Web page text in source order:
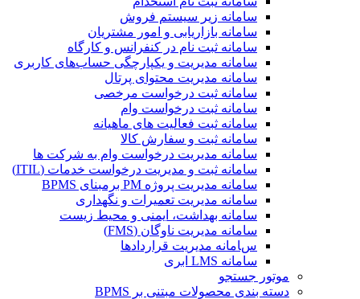
سامانه زیر سیستم فروش
سامانه بازاریابی و امور مشتریان
سامانه ثبت نام در کنفرانس و کارگاه
سامانه مدیریت و یکپارچگی حساب‌های کاربری
سامانه مدیریت محتوای پرتال
سامانه ثبت درخواست مرخصی
سامانه ثبت درخواست وام
سامانه ثبت فعالیت های ماهیانه
سامانه ثبت و سفارش کالا
سامانه مدیریت درخواست وام به شرکت ها
سامانه ثبت و مدیریت درخواست خدمات (ITIL)
سامانه مدیریت پروژه PM برمبنای BPMS
سامانه مدیریت تعمیرات و نگهداری
سامانه بهداشت، ایمنی و محیط زیست
سامانه مدیریت ناوگان (FMS)
سامانه مدیریت قراردادها
سامانه LMS ابری
موتور جستجو
دسته بندی محصولات مبتنی بر BPMS